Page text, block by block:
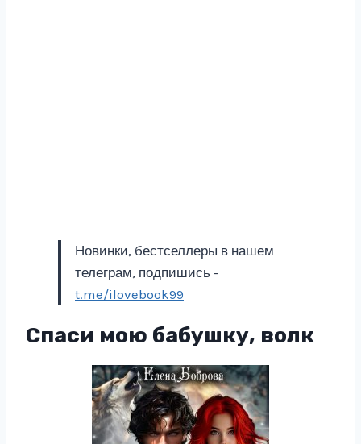
Новинки, бестселлеры в нашем
телеграм, подпишись -
t.me/ilovebook99
Спаси мою бабушку, волк